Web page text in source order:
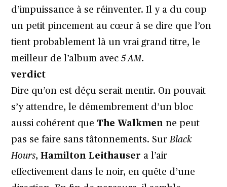
d’impuissance à se réinventer. Il y a du coup
un petit pincement au cœur à se dire que l’on
tient probablement là un vrai grand titre, le
meilleur de l’album avec5 AM.
verdict
Dire qu’on est déçu serait mentir. On pouvait
s’y attendre, le démembrement d’un bloc
aussi cohérent que The Walkmen ne peut
pas se faire sans tâtonnements. Sur Black
Hours, Hamilton Leithauser a l’air
effectivement dans le noir, en quête d’une